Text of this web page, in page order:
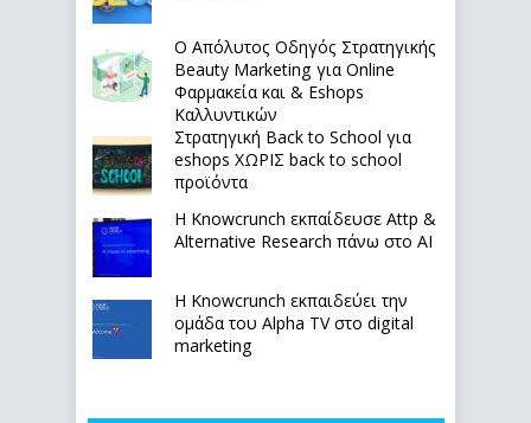
Ο Απόλυτoς Οδηγός Στρατηγικής
Beauty Marketing για Online
Φαρμακεία και & Eshops
Καλλυντικών
Στρατηγική Back to School για
eshops ΧΩΡΙΣ back to school
προϊόντα
Η Knowcrunch εκπαίδευσε Attp &
Alternative Research πάνω στο ΑΙ
Η Knowcrunch εκπαιδεύει την
ομάδα του Alpha TV στο digital
marketing